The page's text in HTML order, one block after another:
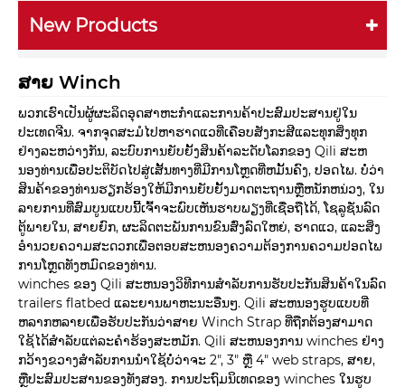
New Products
ສາຍ Winch
ພວກເຮົາເປັນຜູ້ຜະລິດອຸດສາຫະກໍາແລະການຄ້າປະສົມປະສານຢູ່ໃນ
ປະເທດຈີນ. ຈາກຈຸດສະມໍໄປຫາຮາດແວທີ່ເຄືອບສັງກະສີແລະທຸກສິ່ງທຸກ
ຢ່າງລະຫວ່າງກັນ, ລະບົບການຍັບຍັ້ງສິນຄ້າລະດັບໂລກຂອງ Qili ສະຫ
ນອງທ່ານເພື່ອປະຕິບັດໄປສູ່ເສັ້ນທາງທີ່ມີການໂຫຼດທີ່ຫມັ້ນຄົງ, ປອດໄພ. ບໍ່ວ່າ
ສິນຄ້າຂອງທ່ານຮຽກຮ້ອງໃຫ້ມີການຍັບຍັ້ງມາດຕະຖານຫຼືຫນັກຫນ່ວງ, ໃນ
ລາຍການທີ່ສົມບູນແບບນີ້ເຈົ້າຈະພົບເຫັນຮາບພຽງທີ່ເຊື່ອຖືໄດ້, ໂຊລູຊັ່ນລົດ
ຕູ້ພາຍໃນ, ສາຍຍົກ, ຜະລິດຕະພັນການຂົນສົ່ງລົດໃຫຍ່, ຮາດແວ, ແລະສິ່ງ
ອໍານວຍຄວາມສະດວກເພື່ອຕອບສະຫນອງຄວາມຕ້ອງການຄວາມປອດໄພ
ການໂຫຼດທັງຫມົດຂອງທ່ານ.
winches ຂອງ Qili ສະຫນອງວິທີການສໍາລັບການຮັບປະກັນສິນຄ້າໃນລົດ
trailers flatbed ແລະຍານພາຫະນະອື່ນໆ. Qili ສະຫນອງຮູບແບບທີ່
ຫລາກຫລາຍເພື່ອຮັບປະກັນວ່າສາຍ Winch Strap ທີ່ຖືກຕ້ອງສາມາດ
ໃຊ້ໄດ້ສໍາລັບແຕ່ລະຄໍາຮ້ອງສະຫມັກ. Qili ສະຫນອງການ winches ຢ່າງ
ກວ້າງຂວາງສໍາລັບການນໍາໃຊ້ບໍ່ວ່າຈະ 2", 3" ຫຼື 4" web straps, ສາຍ,
ຫຼືປະສົມປະສານຂອງທັງສອງ. ການປະຖົມນິເທດຂອງ winches ໃນຮູບ